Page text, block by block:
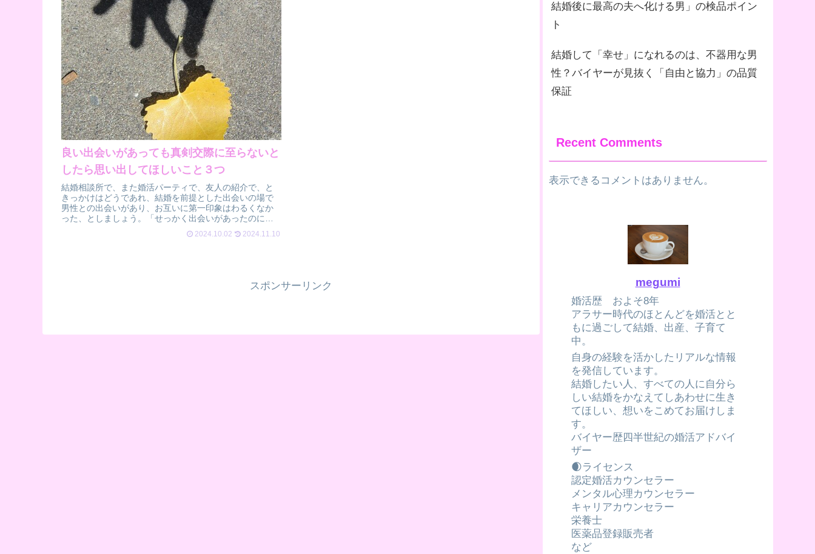
良い出会いがあっても真剣交際に至らないと
したら思い出してほしいこと３つ
結婚相談所で、また婚活パーティで、友人の紹介で、と
きっかけはどうであれ、結婚を前提とした出会いの場で
男性との出会いがあり、お互いに第一印象はわるくなか
った、としましょう。「せっかく出会いがあったのに」
2024.10.02 2024.11.10
スポンサーリンク
結婚後に最高の夫へ化ける男」の検品ポイン
ト
結婚して「幸せ」になれるのは、不器用な男
性？バイヤーが見抜く「自由と協力」の品質
保証
Recent Comments
表示できるコメントはありません。
megumi
婚活歴 およそ8年
アラサー時代のほとんどを婚活とと
もに過ごして結婚、出産、子育て
中。
自身の経験を活かしたリアルな情報
を発信しています。
結婚したい人、すべての人に自分ら
しい結婚をかなえてしあわせに生き
てほしい、想いをこめてお届けしま
す。
バイヤー歴四半世紀の婚活アドバイ
ザー
🌒ライセンス
認定婚活カウンセラー
メンタル心理カウンセラー
キャリアカウンセラー
栄養士
医薬品登録販売者
など